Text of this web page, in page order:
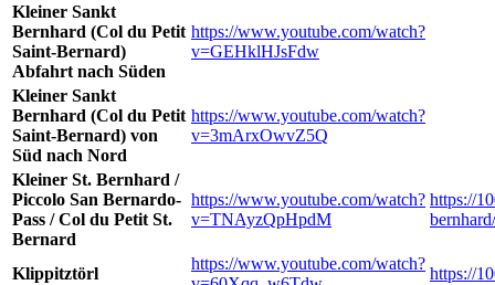
Kleiner Sankt
Bernhard (Col du Petit
Saint-Bernard)
Abfahrt nach Süden
https://www.youtube.com/watch?
v=GEHklHJsFdw
Kleiner Sankt
Bernhard (Col du Petit
Saint-Bernard) von
Süd nach Nord
https://www.youtube.com/watch?
v=3mArxOwvZ5Q
Kleiner St. Bernhard /
Piccolo San Bernardo-
Pass / Col du Petit St.
Bernard
https://www.youtube.com/watch?
v=TNAyzQpHpdM
https://
bernhard/
Klippitztörl
https://www.youtube.com/watch?
https://